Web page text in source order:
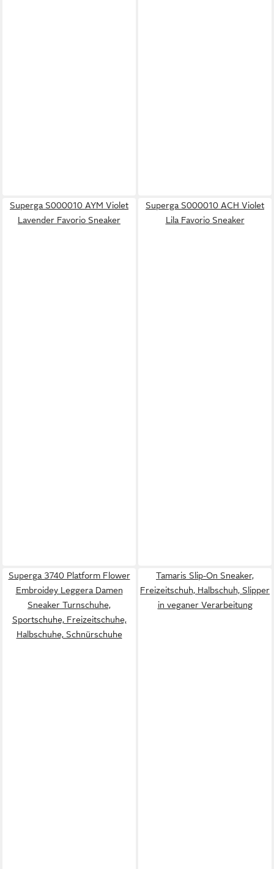
Superga S000010 AYM Violet
Lavender Favorio Sneaker
Superga S000010 ACH Violet
Lila Favorio Sneaker
Superga 3740 Platform Flower
Embroidey Leggera Damen
Sneaker Turnschuhe,
Sportschuhe, Freizeitschuhe,
Halbschuhe, Schnürschuhe
Tamaris Slip-On Sneaker,
Freizeitschuh, Halbschuh, Slipper
in veganer Verarbeitung